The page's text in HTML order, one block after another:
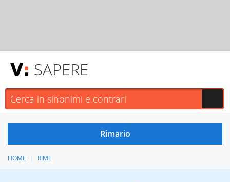
SAPERE
HOME RIME